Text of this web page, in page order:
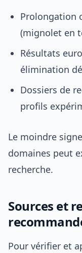
Prolongation
(mignolet en
Résultats
élimination
Dossiers de
profils
Le moindre
domaines peut
recherche.
Sources et
Pour vérifier et